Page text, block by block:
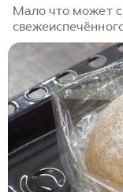
Мало что может
уютом и теплом.
магазине, но
— в нём нет
простые и
выпечку хлеба,
самом деле есть
выпекать хлеб в
позволяет
пересыхает,
мягким внутри...